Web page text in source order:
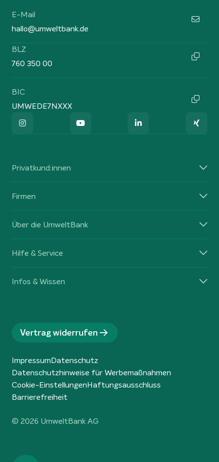
E-Mail
hallo@umweltbank.de
BLZ
760 350 00
BIC
UMWEDE7NXXX
Privatkund:innen
Firmen
Über die UmweltBank
Hilfe & Service
Infos & Wissen
Vertrag widerrufen
ImpressumDatenschutz
Datenschutzhinweise für Werbemaßnahmen
Cookie-EinstellungenHaftungsausschluss
Barrierefreiheit
© 2026 UmweltBank AG